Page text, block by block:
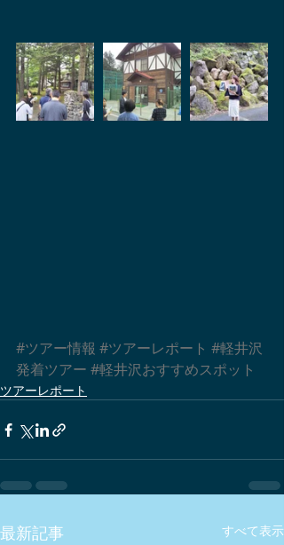
#ツアー情報 #ツアーレポート #軽井沢
発着ツアー #軽井沢おすすめスポット
ツアーレポート
最新記事 すべて表示